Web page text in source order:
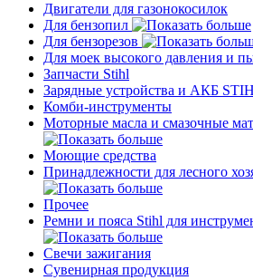
Двигатели для газонокосилок
Для бензопил
Для бензорезов
Для моек высокого давления и
Запчасти Stihl
Зарядные устройства и АКБ
Комби-инструменты
Моторные масла и смазочные
Моющие средства
Принадлежности для лесного
Прочее
Ремни и пояса Stihl для
Свечи зажигания
Сувенирная продукция